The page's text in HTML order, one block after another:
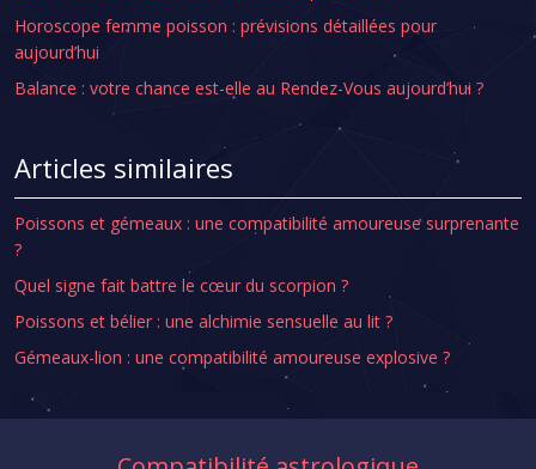
Horoscope femme poisson : prévisions détaillées pour
aujourd’hui
Balance : votre chance est-elle au Rendez-Vous aujourd’hui ?
Articles similaires
Poissons et gémeaux : une compatibilité amoureuse surprenante
?
Quel signe fait battre le cœur du scorpion ?
Poissons et bélier : une alchimie sensuelle au lit ?
Gémeaux-lion : une compatibilité amoureuse explosive ?